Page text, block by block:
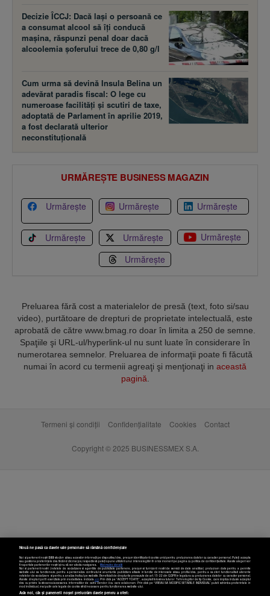
Decizie ÎCCJ: Dacă laşi o persoană ce
a consumat alcool să îţi conducă
maşina, răspunzi penal doar dacă
alcoolemia şoferului trece de 0,80 g/l
Cum urma să devină Insula Belina un
adevărat paradis fiscal: O lege cu
numeroase facilităţi şi scutiri de taxe,
adoptată de Parlament în aprilie 2019,
a fost declarată ulterior
neconstituţională
URMĂREȘTE BUSINESS MAGAZIN
Urmărește Urmărește Urmărește
Urmărește Urmărește
Urmărește
Urmărește
Preluarea fără cost a materialelor de presă (text, foto si/sau
video), purtătoare de drepturi de proprietate intelectuală, este
aprobată de către www.bmag.ro doar în limita a 250 de semne.
Spaţiile şi URL-ul/hyperlink-ul nu sunt luate în considerare în
numerotarea semnelor. Preluarea de informaţii poate fi făcută
numai în acord cu termenii agreaţi şi menţionaţi in această
pagină
Termeni și condiții Confidențialitate Cookies Contact
Copyright © 2025 BUSINESSMEX S.A.
Nouă ne pasă ca datele tale personale să rămână confidențiale
Noi și partenerii noștri589stocăm și/sau accesăm informații pe dispozitivul dvs., precum identificatorii cookie unici pentru prelucrarea datelor cu caracter personal. Puteți accepta
sau gestiona preferințele dvs. făcând clic mai jos, respectiv vă puteți opune utilizării unui interes legitim în orice moment pe pagina cu politica de confidențialitate. Aceste alegeri vor
fi raportate partenerilor noștri și nu vă vor afecta navigarea.
Mai multe detalii
Noi si partenerii nostri (retelele de socializare si agentiile de publicitate partenere, precum si furnizorii nostri de servicii de date analitice) prelucram date pentru a permite
website-ului sa functioneze, pentru a personaliza continutul si anunturile publicitare afisate in functie de interesele si/sau profilul dvs., pentru a va oferi functionalitati aferente
retelelor de socializare si pentru a analiza traficul pe website. Beneficiati de drepturile prevazute de art. 15-22 din GDPR in legatura cu prelucrarea datelor cu caracter personal.
Aceste drepturi pot fi exercitate prin modalitatea indicataaici. Prin click pe “ACCEPT TOATE”, acceptati folosirea tuturor Tehnologiilor de tip Cookie, care implica inclusiv acceptul
dvs. cu privire la stocarea/accesarea informatiilor de catre Vendor-ii cu care colaboram. Prin click pe “VREAU SA MODIFIC SETARILE INDIVIDUAL” puteti schimba preferintele in
mod individual, mai putin cele legate de cookie strict necesare pentru functionarea website-ului.
Atât noi, cât și partenerii noștri prelucrăm datele pentru a oferi: